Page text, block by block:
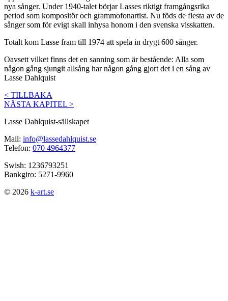
nya sånger. Under 1940-talet börjar Lasses riktigt framgångsrika
period som kompositör och grammofonartist. Nu föds de flesta av de
sånger som för evigt skall inhysa honom i den svenska visskatten.
Totalt kom Lasse fram till 1974 att spela in drygt 600 sånger.
Oavsett vilket finns det en sanning som är bestående: Alla som
någon gång sjungit allsång har någon gång gjort det i en sång av
Lasse Dahlquist
< TILLBAKA
NÄSTA KAPITEL >
Lasse Dahlquist-sällskapet
Mail: info@lassedahlquist.se
Telefon: 070 4964377
Swish: 1236793251
Bankgiro: 5271-9960
© 2026 k-art.se